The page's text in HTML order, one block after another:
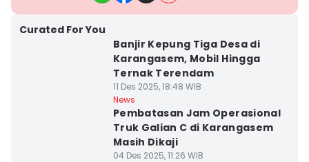
Curated For You
Banjir Kepung Tiga Desa di
Karangasem, Mobil Hingga
Ternak Terendam
11 Des 2025, 18:48 WIB
News
Pembatasan Jam Operasional
Truk Galian C di Karangasem
Masih Dikaji
04 Des 2025, 11:26 WIB